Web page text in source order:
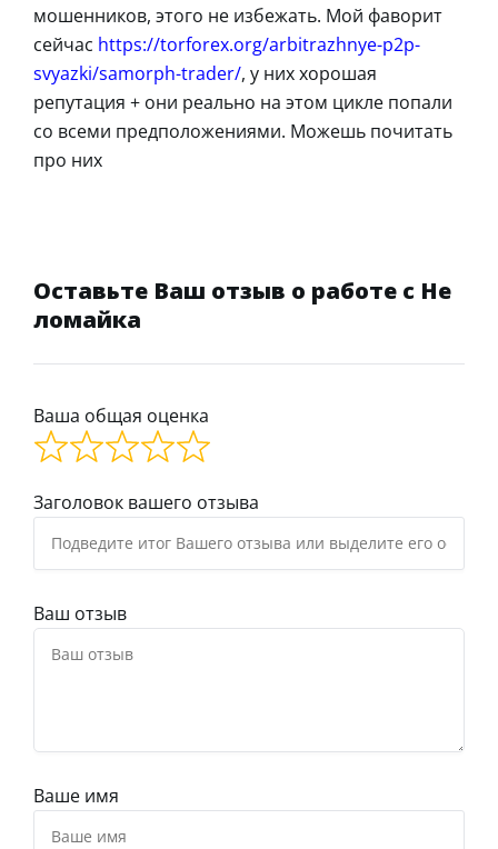
мошенников, этого не избежать. Мой фаворит
сейчас https://torforex.org/arbitrazhnye-p2p-
svyazki/samorph-trader/, у них хорошая
репутация + они реально на этом цикле попали
со всеми предположениями. Можешь почитать
про них
Оставьте Ваш отзыв о работе с Не
ломайка
Ваша общая оценка
Заголовок вашего отзыва
Ваш отзыв
Ваше имя